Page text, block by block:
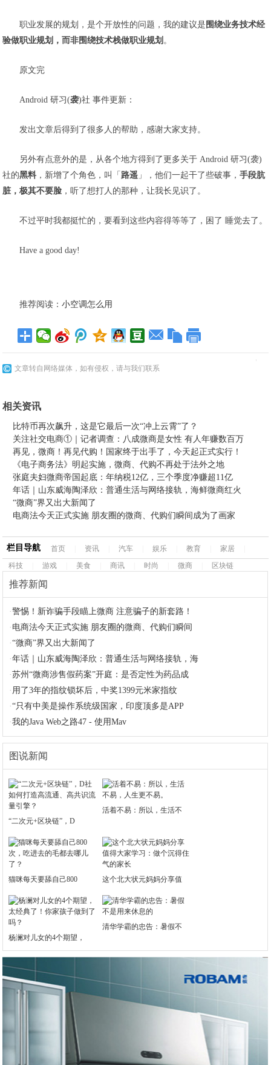
职业发展的规划，是个开放性的问题，我的建议是 围绕业务技术经
验做职业规划，而非围绕技术栈做职业规划 。
原文完
Android 研习(袭)社 事件更新：
发出文章后得到了很多人的帮助，感谢大家支持。
另外有点意外的是，从各个地方得到了更多关于 Android 研习(袭)
社的黑料 ，新增了个角色，叫「 路遥 」，他们一起干了些破事，手段肮
脏，极其不要脸 ，听了想打人的那种，让我长见识了。
不过平时我都挺忙的，要看到这些内容得等等了，困了 睡觉去了。
Have a good day!
推荐阅读：小空调怎么用
文章转自网络媒体，如有侵权，请与我们联系
相关资讯
比特币再次飙升，这是它最后一次“冲上云霄”了？
关注社交电商①｜记者调查：八成微商是女性 有人年赚数百万
再见，微商！再见代购！国家终于出手了，今天起正式实行！
《电子商务法》明起实施，微商、代购不再处于法外之地
张庭夫妇微商帝国起底：年纳税12亿，三个季度净赚超11亿
年话｜山东威海陶泽欣：普通生活与网络接轨，海鲜微商红火
“微商”界又出大新闻了
电商法今天正式实施 朋友圈的微商、代购们瞬间成为了画家
栏目导航 首页 资讯 汽车 娱乐 教育 家居
科技
游戏 美食 商讯 时尚 微商 区块链
推荐新闻
·警惕！新诈骗手段瞄上微商 注意骗子的新套路！
· 电商法今天正式实施 朋友圈的微商、代购们瞬间
·“微商”界又出大新闻了
·年话｜山东威海陶泽欣：普通生活与网络接轨，海
·苏州“微商涉售假药案”开庭：是否定性为药品成
· 用了3年的指纹锁坏后，中奖1399元米家指纹
·“只有中美是操作系统级国家，印度顶多是APP
·我的Java Web之路47 - 使用Mav
图说新闻
“二次元+区块链”，D
活着不易：所以，生活不
猫咪每天要舔自己800 这个北大状元妈妈分享值
杨澜对儿女的4个期望，
清华学霸的忠告：暑假不